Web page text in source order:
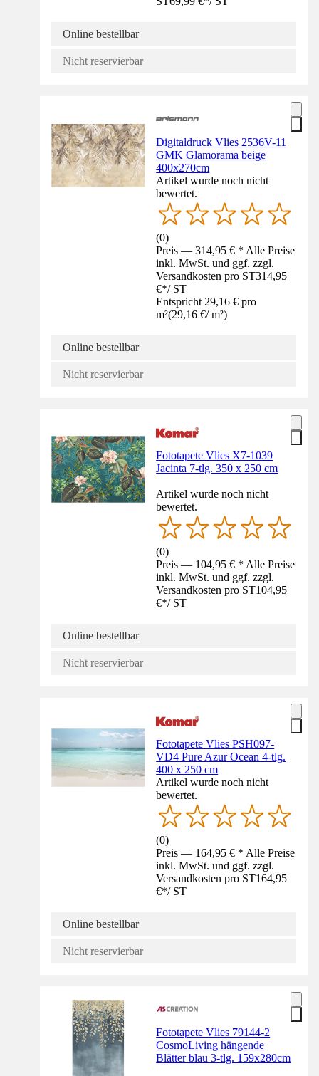
Online bestellbar
Nicht reservierbar
Digitaldruck Vlies 2536V-11
GMK Glamorama beige
400x270cm
Artikel wurde noch nicht
bewertet.
(0)
Preis — 314,95 € * Alle Preise
inkl. MwSt. und ggf. zzgl.
Versandkosten pro ST314,95
€*/ ST
Entspricht 29,16 € pro
m²(29,16 €/ m²)
Online bestellbar
Nicht reservierbar
Fototapete Vlies X7-1039
Jacinta 7-tlg. 350 x 250 cm
Artikel wurde noch nicht
bewertet.
(0)
Preis — 104,95 € * Alle Preise
inkl. MwSt. und ggf. zzgl.
Versandkosten pro ST104,95
€*/ ST
Online bestellbar
Nicht reservierbar
Fototapete Vlies PSH097-
VD4 Pure Azur Ocean 4-tlg.
400 x 250 cm
Artikel wurde noch nicht
bewertet.
(0)
Preis — 164,95 € * Alle Preise
inkl. MwSt. und ggf. zzgl.
Versandkosten pro ST164,95
€*/ ST
Online bestellbar
Nicht reservierbar
Fototapete Vlies 79144-2
CosmoLiving hängende
Blätter blau 3-tlg. 159x280cm